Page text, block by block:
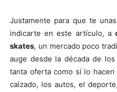
Justamente para que te
indicarte en este artículo, a
skates, un mercado poco
auge desde la década de
tanta oferta como sí lo
calzado, los autos, el